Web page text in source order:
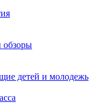
обзоры
детей и молодежь